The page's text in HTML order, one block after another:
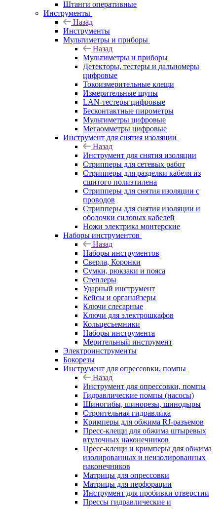
Штанги оперативные
Инструменты
Назад
Инструменты
Мультиметры и приборы
Назад
Мультиметры и приборы
Детекторы, тестеры и дальномеры
цифровые
Токоизмерительные клещи
Измерительные щупы
LAN-тестеры цифровые
Бесконтактные пирометры
Мультиметры цифровые
Мегаомметры цифровые
Инструмент для снятия изоляции
Назад
Инструмент для снятия изоляции
Стрипперы для сетевых работ
Стрипперы для разделки кабеля из
сшитого полиэтилена
Cтрипперы для снятия изоляции с
проводов
Стрипперы для снятия изоляции и
оболочки силовых кабелей
Ножи электрика монтерские
Наборы инструментов
Назад
Наборы инструментов
Сверла, Коронки
Сумки, рюкзаки и пояса
Степлеры
Ударный инструмент
Кейсы и органайзеры
Ключи слесарные
Ключи для электрошкафов
Кольцесъемники
Наборы инструмента
Мерительный инструмент
Электроинструменты
Бокорезы
Инструмент для опрессовки, помпы
Назад
Инструмент для опрессовки, помпы
Гидравлические помпы (насосы)
Шиногибы, шинорезы, шинодыры
Строительная гидравлика
Кримперы для обжима RJ-разъемов
Пресс-клещи для обжима штыревых
втулочных наконечников
Пресс-клещи и кримперы для обжима
изолированных и неизолированных
наконечников
Матрицы для опрессовки
Матрицы для перфорации
Инструмент для пробивки отверстии
Прессы гидравлические и